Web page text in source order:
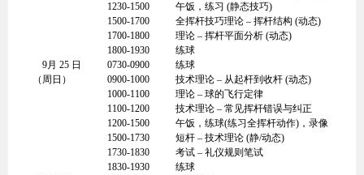
1230-1500
午饭，练习 (静态技巧)
1500-1700
全挥杆技巧理论 – 挥杆结构 (动态)
1700-1800
理论 – 挥杆平面分析 (动态)
1800-1930
练球
9月 25 日
0730-0900
练球
（周日）
0900-1000
技术理论 – 从起杆到收杆 (动态)
1000-1100
理论 – 球的飞行定律
1100-1200
技术理论 – 常见挥杆错误与纠正
1200-1500
午饭，练球(练习全挥杆动作)，录像
1500-1730
短杆 – 技术理论 (静/动态)
1730-1830
考试 – 礼仪规则笔试
1830-1930
练球